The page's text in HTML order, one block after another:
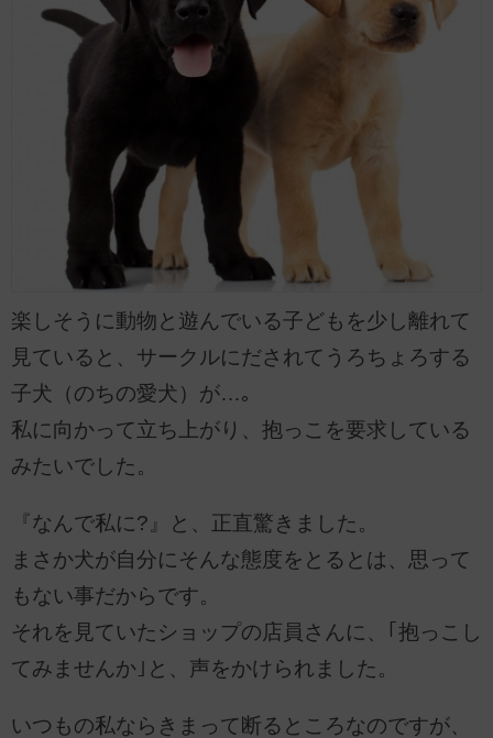
楽しそうに動物と遊んでいる子どもを少し離れて
見ていると、サークルにだされてうろちょろする
子犬（のちの愛犬）が…｡
私に向かって立ち上がり、抱っこを要求している
みたいでした。
『なんで私に?』と、正直驚きました。
まさか犬が自分にそんな態度をとるとは、思って
もない事だからです。
それを見ていたショップの店員さんに、｢抱っこし
てみませんか｣と、声をかけられました。
いつもの私ならきまって断るところなのですが、